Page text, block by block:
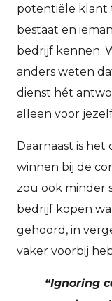
potentiële klant
bestaat en
bedrijf kennen.
anders weten
dienst hét
alleen voor
Daarnaast is
winnen bij de
zou ook minder
bedrijf kopen
gehoord, in
vaker voorbij
“Ignoring